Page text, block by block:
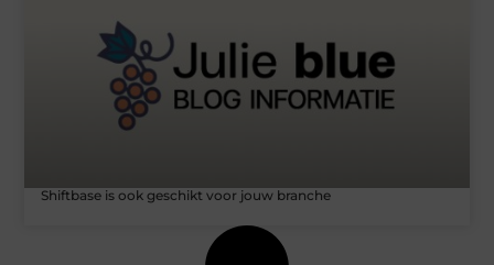
Shiftbase is ook geschikt voor jouw branche